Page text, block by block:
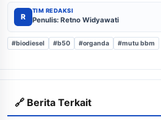
R
TIM REDAKSI
Penulis: Retno Widyawati
#biodiesel #b50 #organda #mutu bbm
🔗 Berita Terkait